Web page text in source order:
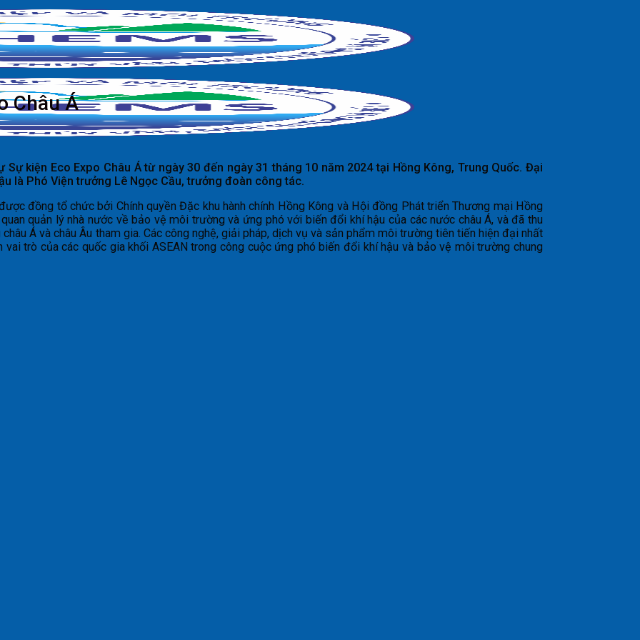
Châu Á
kiện Eco Expo Châu Á từ ngày 30 đến ngày 31 tháng 10 năm 2024 tại Hồng Kông, Trung Quốc. Đại
là Phó Viện trưởng Lê Ngọc Cầu, trưởng đoàn công tác.
đồng tổ chức bởi Chính quyền Đặc khu hành chính Hồng Kông và Hội đồng Phát triển Thương mại Hồng
quản lý nhà nước về bảo vệ môi trường và ứng phó với biến đổi khí hậu của các nước châu Á, và đã thu
Á và châu Âu tham gia. Các công nghệ, giải pháp, dịch vụ và sản phẩm môi trường tiên tiến hiện đại nhất
trò của các quốc gia khối ASEAN trong công cuộc ứng phó biến đổi khí hậu và bảo vệ môi trường chung